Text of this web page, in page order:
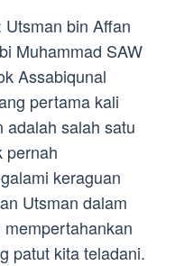
bin Affan
Muhammad SAW
Assabiqunal
pertama kali
adalah salah satu
pernah
keraguan
Utsman dalam
patut kita teladani.